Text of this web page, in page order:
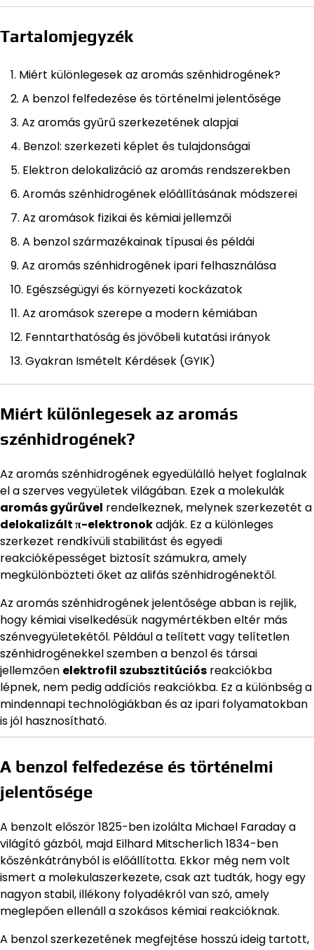
Tartalomjegyzék
Miért különlegesek az aromás szénhidrogének?
A benzol felfedezése és történelmi jelentősége
Az aromás gyűrű szerkezetének alapjai
Benzol: szerkezeti képlet és tulajdonságai
Elektron delokalizáció az aromás rendszerekben
Aromás szénhidrogének előállításának módszerei
Az aromások fizikai és kémiai jellemzői
A benzol származékainak típusai és példái
Az aromás szénhidrogének ipari felhasználása
Egészségügyi és környezeti kockázatok
Az aromások szerepe a modern kémiában
Fenntarthatóság és jövőbeli kutatási irányok
Gyakran Ismételt Kérdések (GYIK)
Miért különlegesek az aromás
szénhidrogének?
Az aromás szénhidrogének egyedülálló helyet foglalnak
el a szerves vegyületek világában. Ezek a molekulák
aromás gyűrűvel rendelkeznek, melynek szerkezetét a
delokalizált π-elektronokadják. Ez a különleges
szerkezet rendkívüli stabilitást és egyedi
reakcióképességet biztosít számukra, amely
megkülönbözteti őket az alifás szénhidrogénektől.
Az aromás szénhidrogének jelentősége abban is rejlik,
hogy kémiai viselkedésük nagymértékben eltér más
szénvegyületekétől. Például a telített vagy telítetlen
szénhidrogénekkel szemben a benzol és társai
jellemzően elektrofil szubsztitúciós reakciókba
lépnek, nem pedig addíciós reakciókba. Ez a különbség a
mindennapi technológiákban és az ipari folyamatokban
is jól hasznosítható.
A benzol felfedezése és történelmi
jelentősége
A benzolt először 1825-ben izolálta Michael Faraday a
világító gázból, majd Eilhard Mitscherlich 1834-ben
kőszénkátrányból is előállította. Ekkor még nem volt
ismert a molekulaszerkezete, csak azt tudták, hogy egy
nagyon stabil, illékony folyadékról van szó, amely
meglepően ellenáll a szokásos kémiai reakcióknak.
A benzol szerkezetének megfejtése hosszú ideig tartott,